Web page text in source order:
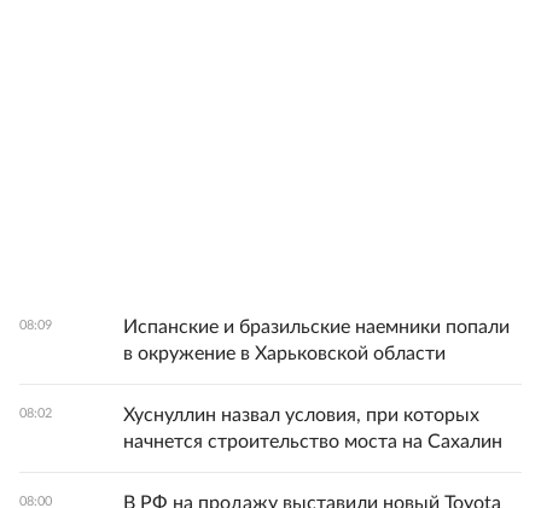
08:09
Испанские и бразильские наемники попали
в окружение в Харьковской области
08:02
Хуснуллин назвал условия, при которых
начнется строительство моста на Сахалин
08:00
В РФ на продажу выставили новый Toyota